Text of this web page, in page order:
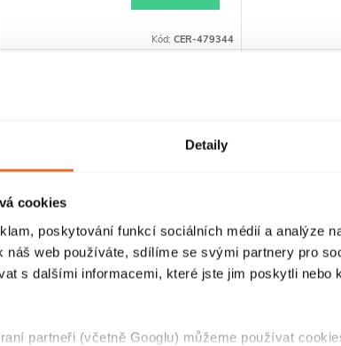
Detaily
cookies
poskytování funkcí sociálních médií a analýze
náš web používáte, sdílíme se svými partnery pro
s dalšími informacemi, které jste jim poskytli nebo
partneři (včetně Googlu) můžeme používat
Kód:CER-479344
CERANO - Nástěnný držák se
CERANO -